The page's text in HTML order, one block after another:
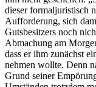
dieser formaljuristisch
Aufforderung, sich
Gutsbesitzers noch
Abmachung am
dass er ihm zunächst
nehmen wollte. Denn
Grund seiner